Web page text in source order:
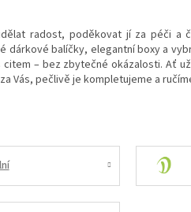
radost, poděkovat jí za péči a
balíčky, elegantní boxy a
– bez zbytečné okázalosti. Ať
Vás, pečlivě je kompletujeme a